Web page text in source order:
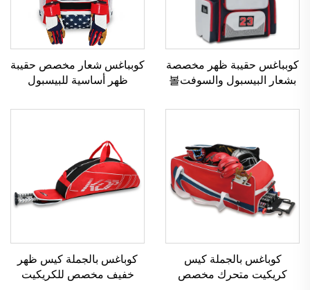
كوبباغس حقيبة ظهر مخصصة
بشعار البيسبول والسوفت볼
الملحقات شعار شخصي
كوبباغس شعار مخصص حقيبة
ظهر أساسية للبيسبول
قاعدة
كوباغس بالجملة كيس
كريكيت متحرك مخصص
كوباغس بالجملة كيس ظهر
خفيف مخصص للكريكيت